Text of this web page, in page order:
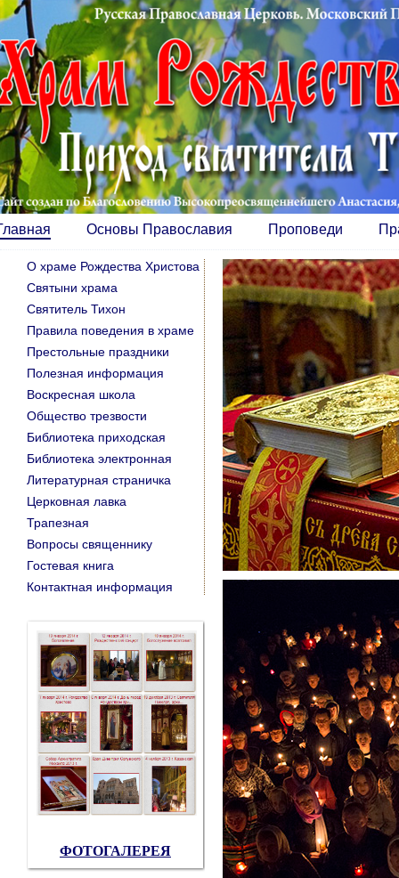
Основы Православия Проповеди
О храме Рождества Христова
Святыни храма
Святитель Тихон
Правила поведения в храме
Престольные праздники
Полезная информация
Воскресная школа
Общество трезвости
Библиотека приходская
Библиотека электронная
Литературная страничка
Церковная лавка
Трапезная
Вопросы священнику
Гостевая книга
Контактная информация
ФОТОГАЛЕРЕЯ